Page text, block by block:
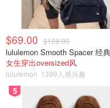
血氧仪
$69.00 $128.00
lululemon Smooth Spacer 经
女生穿出oversized风
lululemon 1399人感兴趣
5